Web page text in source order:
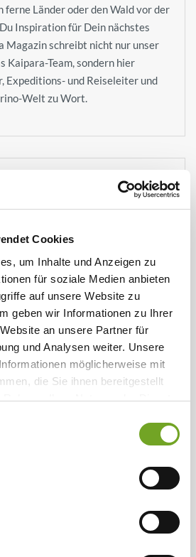
Cookies
um Inhalte und Anzeigen zu
für soziale Medien anbieten
auf unsere Website zu
geben wir Informationen zu Ihrer
an unsere Partner für
und Analysen weiter. Unsere
möglicherweise mit
die Sie ihnen bereitgestellt
Ihrer Nutzung der Dienste
ferne Länder oder den Wald vor der
Inspiration für Dein nächstes
Magazin schreibt nicht nur unser
Kaipara-Team, sondern hier
Expeditions- und Reiseleiter und
Welt zu Wort.
DER KAMERA: DAS SHOOTING FÜR DIE
UND URBAN-KOLLEKTION IM
CHIEMGAUER ALPEN
STEINERNE MEER VON HÜTTE ZU HÜTTE
TRAUMHAFTE 3-TAGES-HÜTTENTOUR